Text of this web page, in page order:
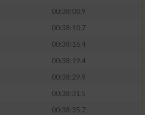
00:38:08.9
00:38:10.7
00:38:16.4
00:38:19.4
00:38:29.9
00:38:31.5
00:38:35.7